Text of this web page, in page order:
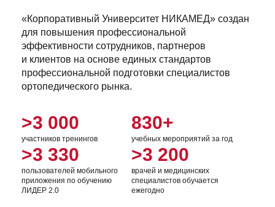
«Корпоративный Университет НИКАМЕД» создан
для повышения профессиональной
эффективности сотрудников, партнеров
и клиентов на основе единых стандартов
профессиональной подготовки специалистов
ортопедического рынка.
>3 000
участников тренингов
830+
учебных мероприятий за год
>3 330
пользователей мобильного
приложения по обучению
ЛИДЕР 2.0
>3 200
врачей и медицинских
специалистов обучается
ежегодно